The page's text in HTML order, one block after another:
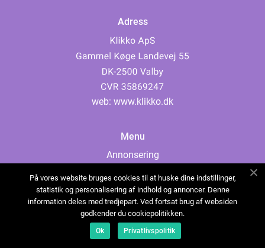
Adress
web: www.klikko.dk
Menu
Annonsering
Cookies
Kontakta oss
Sitemap
På vores website bruges cookies til at huske dine indstillinger,
statistik og personalisering af indhold og annoncer. Denne
information deles med tredjepart. Ved fortsat brug af websiden
godkender du cookiepolitikken.
Ok Privatlivspolitik